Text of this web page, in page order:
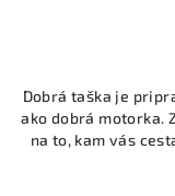
Dobrá taška je
ako dobrá motorka.
na to, kam vás